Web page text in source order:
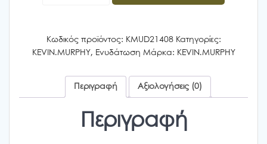
Κωδικός προϊόντος: KMUD21408 Κατηγορίες:
KEVIN.MURPHY, Ενυδάτωση Μάρκα: KEVIN.MURPHY
Περιγραφή Αξιολογήσεις (0)
Περιγραφή